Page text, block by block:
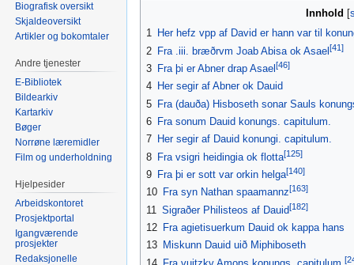
Innhold
1 Her hefz vpp af David er hann var til
2 Fra .iii. bræðrvm Joab Abisa ok Asael [41]
3 Fra þi er Abner drap Asael [46]
4 Her segir af Abner ok Dauid
5 Fra (dauða) Hisboseth sonar Sauls
6 Fra sonum Dauid konungs. capitulum.
7 Her segir af Dauid konungi. capitulum.
8 Fra vsigri heidingia ok flotta[125]
9 Fra þi er sott var orkin helga[140]
10 Fra syn Nathan spaamannz[163]
11 Sigraðer Philisteos af Dauid[182]
12 Fra agietisuerkum Dauid ok kappa hans
13 Miskunn Dauid uið Miphiboseth
Biografisk oversikt
Skjaldeoversikt
Artikler og bokomtaler
Andre tjenester
E-Bibliotek
Bildearkiv
Kartarkiv
Bøger
Norrøne læremidler
Film og underholdning
Hjelpesider
Arbeidskontoret
Prosjektportal
Igangværende
prosjekter
Redaksjonelle